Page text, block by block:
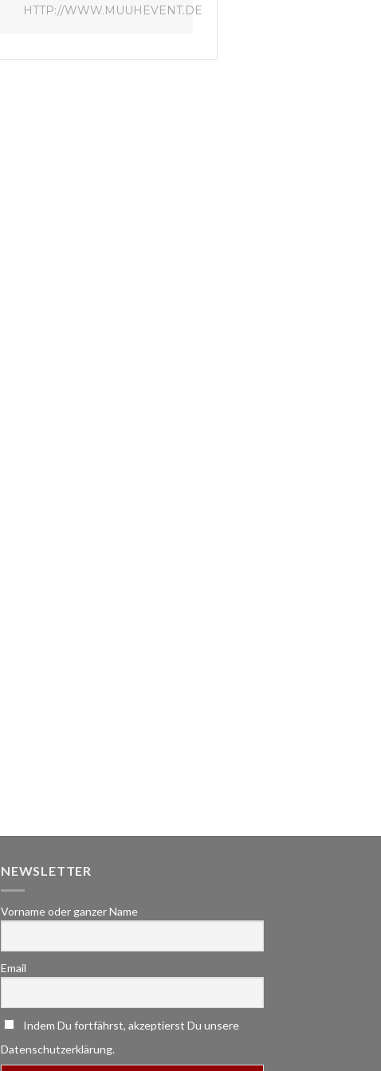
HTTP://WWW.MUUHEVENT.DE
NEWSLETTER
Vorname oder ganzer Name
Email
Indem Du fortfährst, akzeptierst Du unsere
Datenschutzerklärung.